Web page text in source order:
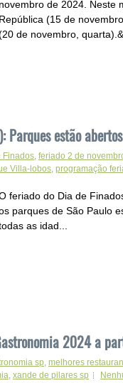
novembro de 2024. Neste
República (15 de
de novembro,
Parques estão
Finados feriado 2 de
Villa-lobos programação
feriado do Dia de
parques de São Paulo
as idad...
2024 a
sp melhores
xande de pilares sp